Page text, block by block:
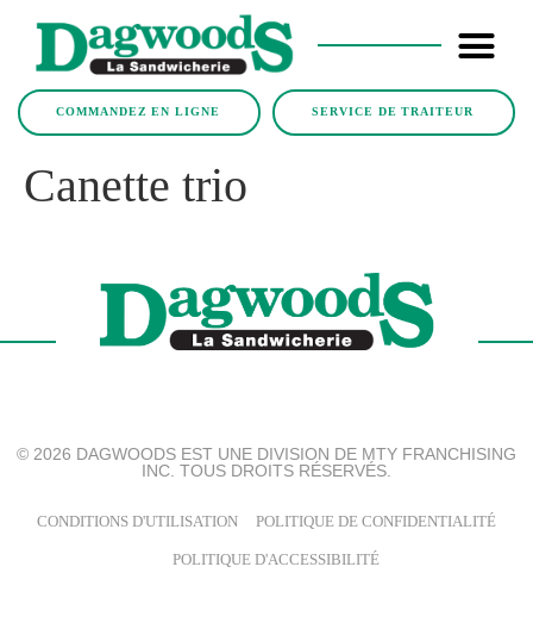
COMMANDEZ EN LIGNE SERVICE DE TRAITEUR
Canette trio
© 2026 DAGWOODS EST UNE DIVISION DE MTY FRANCHISING
INC. TOUS DROITS RÉSERVÉS.
CONDITIONS D'UTILISATION POLITIQUE DE CONFIDENTIALITÉ
POLITIQUE D'ACCESSIBILITÉ